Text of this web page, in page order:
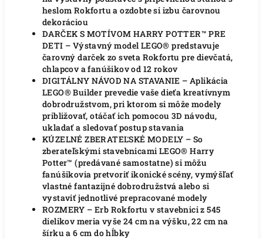
heslom Rokfortu a ozdobte si izbu čarovnou
dekoráciou
DARČEK S MOTÍVOM HARRY POTTER™ PRE
DETI – Výstavný model LEGO® predstavuje
čarovný darček zo sveta Rokfortu pre dievčatá,
chlapcov a fanúšikov od 12 rokov
DIGITÁLNY NÁVOD NA STAVANIE – Aplikácia
LEGO® Builder prevedie vaše dieťa kreatívnym
dobrodružstvom, pri ktorom si môže modely
približovať, otáčať ich pomocou 3D návodu,
ukladať a sledovať postup stavania
KÚZELNÉ ZBERATEĽSKÉ MODELY – So
zberateľskými stavebnicami LEGO® Harry
Potter™ (predávané samostatne) si môžu
fanúšikovia pretvoriť ikonické scény, vymýšľať
vlastné fantazijné dobrodružstvá alebo si
vystaviť jednotlivé prepracované modely
ROZMERY – Erb Rokfortu v stavebnici z 545
dielikov meria vyše 24 cm na výšku, 22 cm na
šírku a 6 cm do hĺbky